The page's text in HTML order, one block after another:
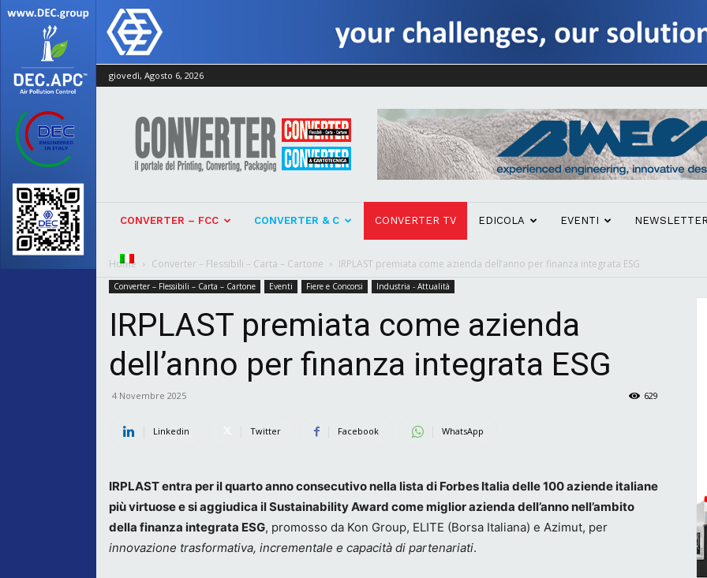
giovedì, Agosto 6, 2026
Converter
CONVERTER – FCC CONVERTER & C CONVERTER TV EDICOLA EVENTI
Home Converter – Flessibili – Carta – Cartone IRPLAST premiata come azienda dell’anno per finanza integrata ESG
Converter – Flessibili – Carta – Cartone Eventi Fiere e Concorsi Industria - Attualità
IRPLAST premiata come azienda
dell’anno per finanza integrata ESG
4 Novembre 2025 629
Linkedin Twitter Facebook WhatsApp
IRPLAST entra per il quarto anno consecutivo nella lista di Forbes Italia delle 100 aziende italiane
più virtuose e si aggiudica il Sustainability Award come miglior azienda dell’anno nell’ambito
della finanza integrata ESG, promosso da Kon Group, ELITE (Borsa Italiana) e Azimut, per
innovazione trasformativa, incrementale e capacità di partenariati.